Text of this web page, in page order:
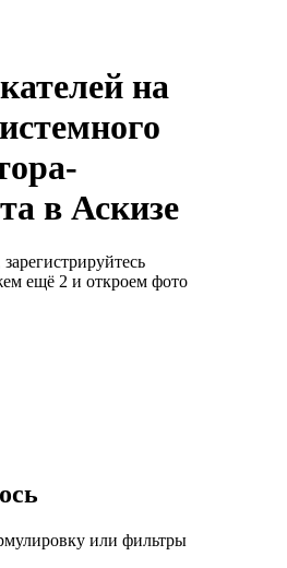
на
в Аскизе
ещё 2 и откроем фото
или фильтры